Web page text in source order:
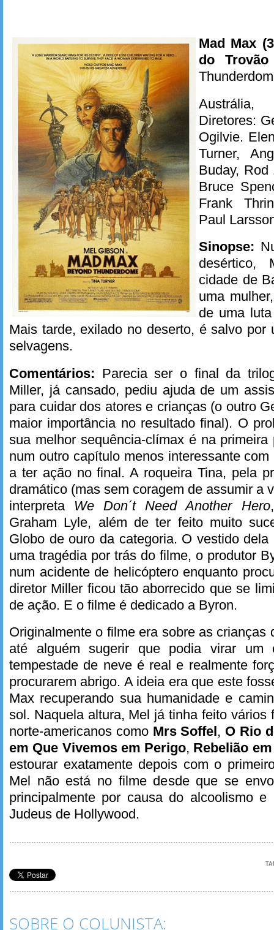
Mad Max
do Trovão
Diretores:
Ogilvie.
Turner,
Buday, Rod
Bruce
Frank
Paul
Sinopse:
desértico,
cidade de
uma
de uma
Mais tarde, exilado no deserto, é salvo por
selvagens.
Comentários: Parecia ser o final da
Miller, já cansado, pediu ajuda de um
para cuidar dos atores e crianças (o outro
maior importância no resultado final). O
sua melhor sequência-clímax é na
num outro capítulo menos interessante
a ter ação no final. A roqueira Tina, pela
dramático (mas sem coragem de assumir a
interpreta We Don´t Need Another Hero
Graham Lyle, além de ter feito muito
Globo de ouro da categoria. O vestido
uma tragédia por trás do filme, o produtor
num acidente de helicóptero enquanto
diretor Miller ficou tão aborrecido que se
de ação. E o filme é dedicado a Byron.
Originalmente o filme era sobre as crianças
até alguém sugerir que podia virar um
tempestade de neve é real e realmente
procurarem abrigo. A ideia era que este
Max recuperando sua humanidade e
sol. Naquela altura, Mel já tinha feito vários
norte-americanos como Mrs Soffel , O Rio
em Que Vivemos em Perigo, Rebelião
estourar exatamente depois com o
Mel não está no filme desde que se
principalmente por causa do alcoolismo
Judeus de Hollywood.
SOBRE O COLUNISTA: